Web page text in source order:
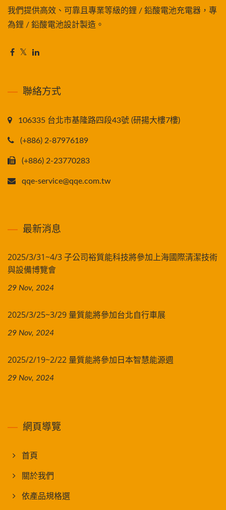
我們提供高效、可靠且專業等級的鋰 / 鉛酸電池充電器，專
為鋰 / 鉛酸電池設計製造。
聯絡方式
106335 台北市基隆路四段43號 (研揚大樓7樓)
(+886) 2-87976189
(+886) 2-23770283
qqe-service@qqe.com.tw
最新消息
2025/3/31~4/3 子公司裕質能科技將參加上海國際清潔技術
與設備博覽會
29 Nov, 2024
2025/3/25~3/29 量質能將參加台北自行車展
29 Nov, 2024
2025/2/19~2/22 量質能將參加日本智慧能源週
29 Nov, 2024
網頁導覽
首頁
關於我們
依產品規格選